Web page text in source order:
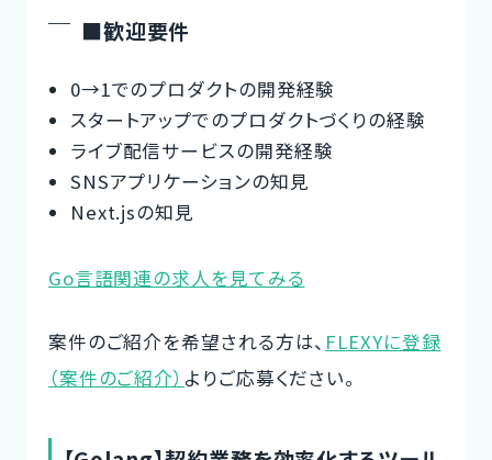
■歓迎要件
0→1でのプロダクトの開発経験
スタートアップでのプロダクトづくりの経験
ライブ配信サービスの開発経験
SNSアプリケーションの知見
Next.jsの知見
Go言語関連の求人を見てみる
案件のご紹介を希望される方は、 FLEXYに登録
（案件のご紹介） よりご応募ください。